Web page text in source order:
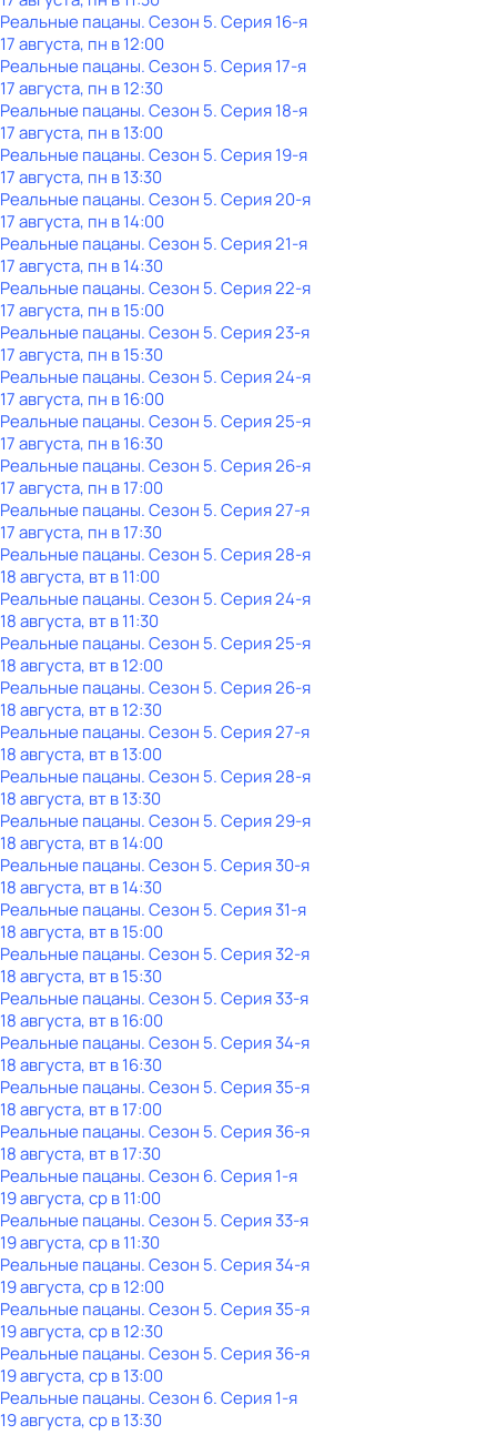
Реальные пацаны. Сезон 5. Серия 16-я
17 августа, пн в 12:00
Реальные пацаны. Сезон 5. Серия 17-я
17 августа, пн в 12:30
Реальные пацаны. Сезон 5. Серия 18-я
17 августа, пн в 13:00
Реальные пацаны. Сезон 5. Серия 19-я
17 августа, пн в 13:30
Реальные пацаны. Сезон 5. Серия 20-я
17 августа, пн в 14:00
Реальные пацаны. Сезон 5. Серия 21-я
17 августа, пн в 14:30
Реальные пацаны. Сезон 5. Серия 22-я
17 августа, пн в 15:00
Реальные пацаны. Сезон 5. Серия 23-я
17 августа, пн в 15:30
Реальные пацаны. Сезон 5. Серия 24-я
17 августа, пн в 16:00
Реальные пацаны. Сезон 5. Серия 25-я
17 августа, пн в 16:30
Реальные пацаны. Сезон 5. Серия 26-я
17 августа, пн в 17:00
Реальные пацаны. Сезон 5. Серия 27-я
17 августа, пн в 17:30
Реальные пацаны. Сезон 5. Серия 28-я
18 августа, вт в 11:00
Реальные пацаны. Сезон 5. Серия 24-я
18 августа, вт в 11:30
Реальные пацаны. Сезон 5. Серия 25-я
18 августа, вт в 12:00
Реальные пацаны. Сезон 5. Серия 26-я
18 августа, вт в 12:30
Реальные пацаны. Сезон 5. Серия 27-я
18 августа, вт в 13:00
Реальные пацаны. Сезон 5. Серия 28-я
18 августа, вт в 13:30
Реальные пацаны. Сезон 5. Серия 29-я
18 августа, вт в 14:00
Реальные пацаны. Сезон 5. Серия 30-я
18 августа, вт в 14:30
Реальные пацаны. Сезон 5. Серия 31-я
18 августа, вт в 15:00
Реальные пацаны. Сезон 5. Серия 32-я
18 августа, вт в 15:30
Реальные пацаны. Сезон 5. Серия 33-я
18 августа, вт в 16:00
Реальные пацаны. Сезон 5. Серия 34-я
18 августа, вт в 16:30
Реальные пацаны. Сезон 5. Серия 35-я
18 августа, вт в 17:00
Реальные пацаны. Сезон 5. Серия 36-я
18 августа, вт в 17:30
Реальные пацаны. Сезон 6. Серия 1-я
19 августа, ср в 11:00
Реальные пацаны. Сезон 5. Серия 33-я
19 августа, ср в 11:30
Реальные пацаны. Сезон 5. Серия 34-я
19 августа, ср в 12:00
Реальные пацаны. Сезон 5. Серия 35-я
19 августа, ср в 12:30
Реальные пацаны. Сезон 5. Серия 36-я
19 августа, ср в 13:00
Реальные пацаны. Сезон 6. Серия 1-я
19 августа, ср в 13:30